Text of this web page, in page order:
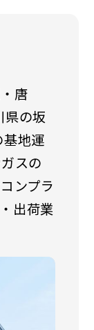
唐
県の坂
地運
スの
ンプラ
出荷業